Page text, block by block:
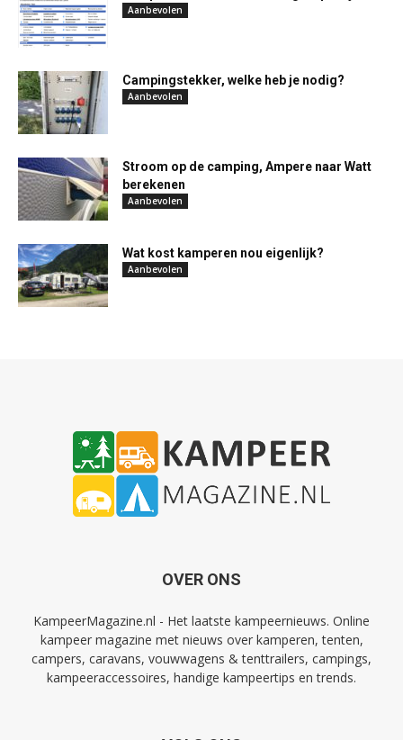
Aanbevolen
Campingstekker, welke heb je nodig?
Aanbevolen
Stroom op de camping, Ampere naar Watt
berekenen
Aanbevolen
Wat kost kamperen nou eigenlijk?
Aanbevolen
OVER ONS
KampeerMagazine.nl - Het laatste kampeernieuws. Online
kampeer magazine met nieuws over kamperen, tenten,
campers, caravans, vouwwagens & tenttrailers, campings,
kampeeraccessoires, handige kampeertips en trends.